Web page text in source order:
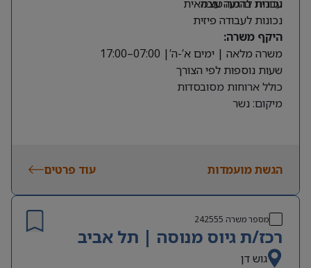
עברית ברמה טובה
נכונות להגעה עצמאית
נכונות לעבודה פיזית
היקף משרה:
משרה מלאה | ימים א’-ה’| 07:00–17:00
שעות נוספות לפי הצורך
כולל ארוחות מסובסדות
מיקום: נשר
הגשת מועמדות עוד פרטים
מספר משרה 242555
רכז/ת גיוס מנוסה | תל אביב
גוש דן